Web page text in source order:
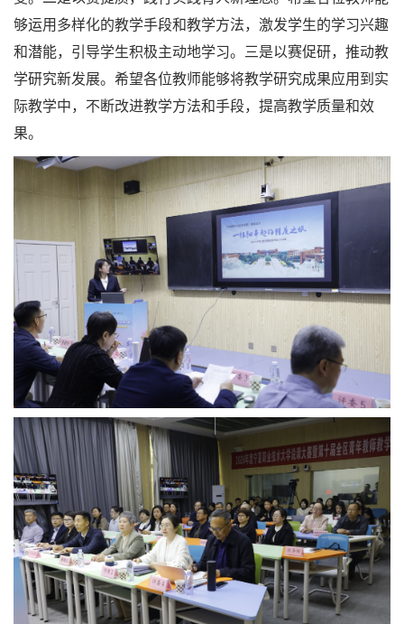
够运用多样化的教学手段和教学方法，激发学生的学习兴趣
和潜能，引导学生积极主动地学习。三是以赛促研，推动教
学研究新发展。希望各位教师能够将教学研究成果应用到实
际教学中，不断改进教学方法和手段，提高教学质量和效
果。